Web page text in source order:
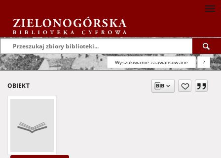
Wyszukiwanie zaawansowane ?
OBIEKT